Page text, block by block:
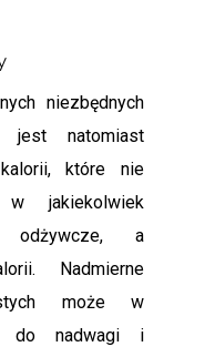
niezbędnych
jest natomiast
kalorii, które nie
w jakiekolwiek
odżywcze, a
Nadmierne
może w
do nadwagi i